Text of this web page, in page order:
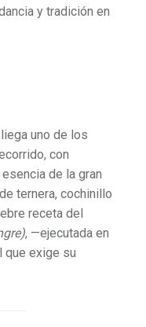
uno de los
con
de la gran
ternera, cochinillo
receta del
, —ejecutada en
que exige su